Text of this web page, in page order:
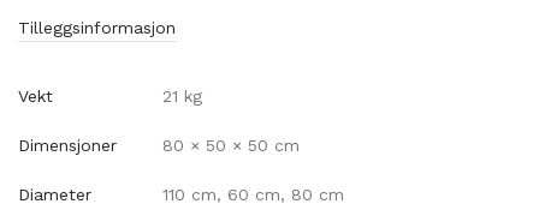
Tilleggsinformasjon
Vekt 21 kg
Dimensjoner 80 × 50 × 50 cm
Diameter 110 cm, 60 cm, 80 cm